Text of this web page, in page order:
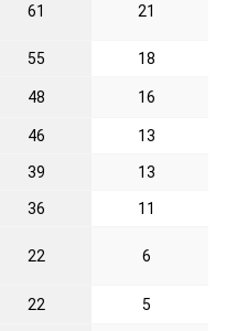
61 21
55 18
48 16
46 13
39 13
36 11
22 6
22 5